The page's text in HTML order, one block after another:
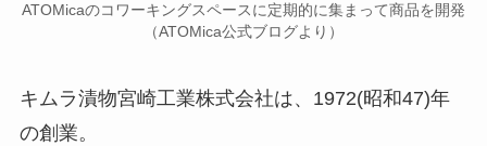
ATOMicaのコワーキングスペースに定期的に集まって商品を開発
（ATOMica公式ブログより）
キムラ漬物宮崎工業株式会社は、1972(昭和47)年
の創業。